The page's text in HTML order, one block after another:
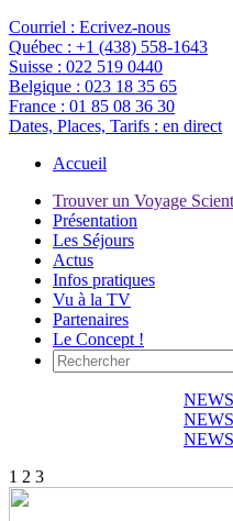
Courriel : Ecrivez-nous
Québec : +1 (438) 558-1643
Suisse : 022 519 0440
Belgique : 023 18 35 65
France : 01 85 08 36 30
Dates, Places, Tarifs : en direct
Accueil
Trouver un Voyage
Présentation
Les Séjours
Actus
Infos pratiques
Vu à la TV
Partenaires
Le Concept !
1 2 3